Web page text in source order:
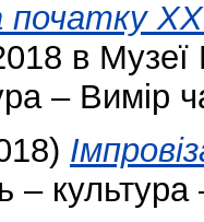
початку
в
– Вимір
–